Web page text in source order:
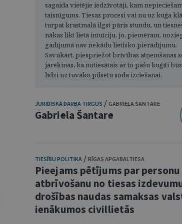
sagaida vietējie iedzīvotāji, kam
taisnīgums. Tiesas procesi vai nu uz kuģa
turpat krastmalā ilgst pāris stundu, un
nākas likt lietā intuīciju, jo, piemēram,
gadījumā nav nekādu lietisko pierādījumu.
Savukārt, piespriežot brīvības atņemšanas
jārēķinās, ka notiesātais ar to pašu kuģīti
līdzi uz tuvāko pilsētu soda izciešanai.
JURIDISKĀ DARBA TIRGUS / GABRIELA ŠANTARE
Gabriela Šantare
TIESĪBU POLITIKA / RĪGAS APGABALTIESA
Pieejams pētījums par personu
atbrīvošanu no tiesas
drošības naudas samaksas
ienākumos civillietās